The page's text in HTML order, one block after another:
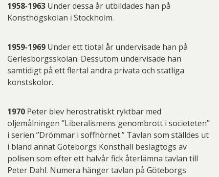
1958-1963 Under dessa år utbildades han på
Konsthögskolan i Stockholm.
1959-1969 Under ett tiotal år undervisade han på
Gerlesborgsskolan. Dessutom undervisade han
samtidigt på ett flertal andra privata och statliga
konstskolor.
1970 Peter blev herostratiskt ryktbar med
oljemålningen ”Liberalismens genombrott i societeten”
i serien ”Drömmar i soffhörnet.” Tavlan som ställdes ut
i bland annat Göteborgs Konsthall beslagtogs av
polisen som efter ett halvår fick återlämna tavlan till
Peter Dahl. Numera hänger tavlan på Göteborgs